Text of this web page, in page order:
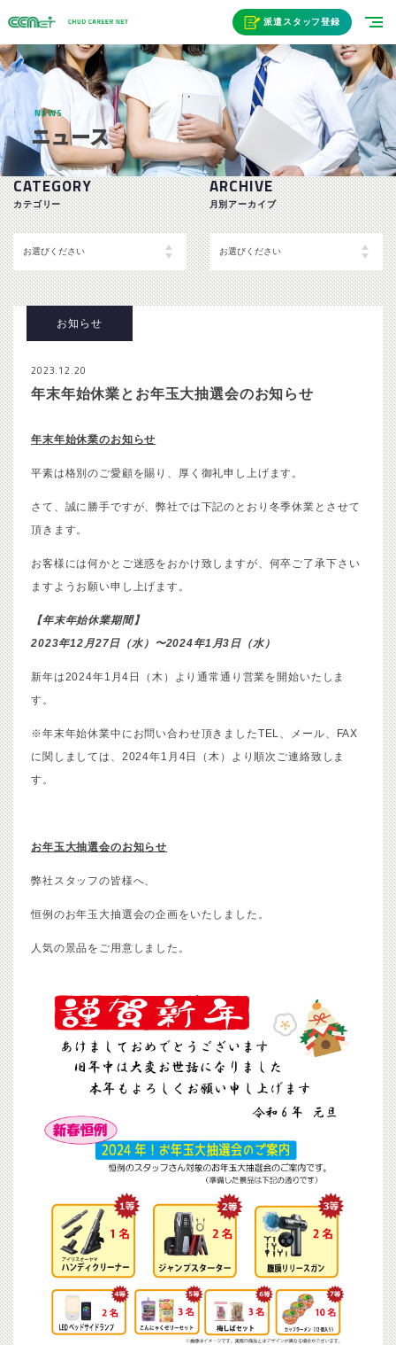
派遣スタッフ登録
NEWS
ニュース
CATEGORY
カテゴリー
ARCHIVE
月別アーカイブ
お知らせ
2023.12.20
年末年始休業とお年玉大抽選会のお知らせ
年末年始休業のお知らせ
平素は格別のご愛顧を賜り、厚く御礼申し上げます。
さて、誠に勝手ですが、弊社では下記のとおり冬季休業とさせて
頂きます。
お客様には何かとご迷惑をおかけ致しますが、何卒ご了承下さい
ますようお願い申し上げます。
【年末年始休業期間】
2023年12月27日（水）〜2024年1月3 日（水）
新年は2024年1月4日（木）より通常通り営業を開始いたしま
す。
※年末年始休業中にお問い合わせ頂きましたTEL、メール、FAX
に関しましては、2024年1月4日（木）より順次ご連絡致しま
す。
お年玉大抽選会のお知らせ
弊社スタッフの皆様へ、
恒例のお年玉大抽選会の企画をいたしました。
人気の景品をご用意しました。